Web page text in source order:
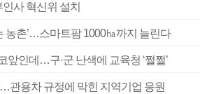
사 혁신위 설치
농촌’…스마트팜 1000㏊까지 늘린다
앞인데…구·군 난색에 교육청 ‘쩔쩔’
관용차 규정에 막힌 지역기업 응원